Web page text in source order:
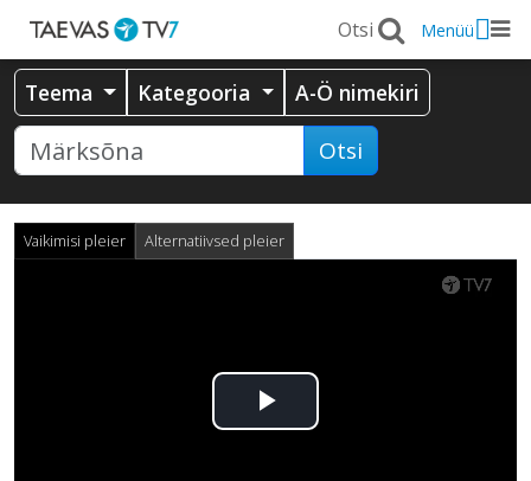
Menüü
Teema Kategooria A-Ö nimekiri
Otsi
Vaikimisi pleier Alternatiivsed pleier
Esita